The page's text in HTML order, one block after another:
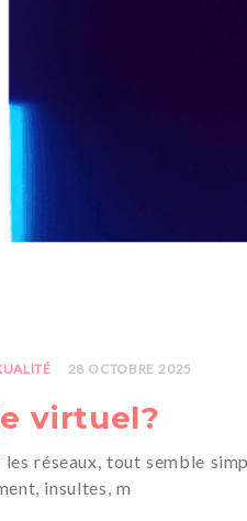
28 OCTOBRE 2025
virtuel?
les réseaux, tout semble
insultes, m